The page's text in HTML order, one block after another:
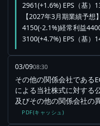
2961(+1.6%) EPS（基）
【2027年3月期業績予
4150(-2.1%)経常利益
3100(+4.7%) EPS（基）
03/0908:30
その他の関係会社である
による当社株式に対する
及びその他の関係会社の
PDF(キャッシュ)